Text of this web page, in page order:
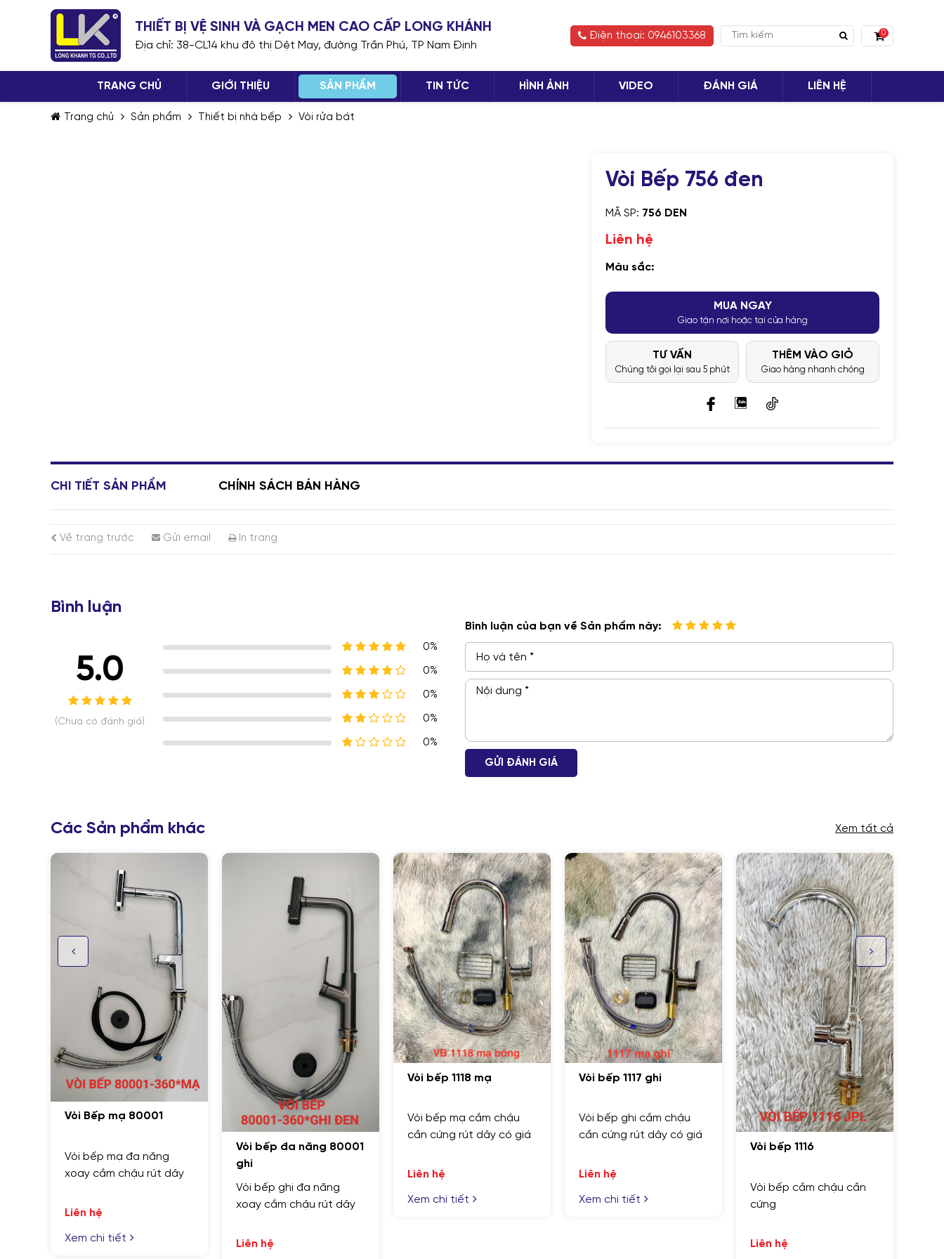
THIẾT BỊ VỆ SINH VÀ GẠCH MEN CAO CẤP LONG KHÁNH
Địa chỉ: 38-CL14 khu đô thị Dệt May, đường Trần Phú, TP Nam Định
Điện thoại: 0946103368 0
TRANG CHỦ GIỚI THIỆU SẢN PHẨM TIN TỨC HÌNH ẢNH VIDEO ĐÁNH GIÁ LIÊN HỆ
Trang chủ Sản phẩm Thiết bị nhà bếp Vòi rửa bát
Vòi Bếp 756 đen
MÃ SP: 756 DEN
Liên hệ
Màu sắc:
MUA NGAY
Giao tận nơi hoặc tại cửa hàng
TƯ VẤN
Chúng tôi gọi lại sau 5 phút
THÊM VÀO GIỎ
Giao hàng nhanh chóng
CHI TIẾT SẢN PHẨM CHÍNH SÁCH BÁN HÀNG
Về trang trước Gửi email In trang
GỬI THÔNG TIN ĐỂ CHÚNG TÔI TƯ VẤN CHO BẠN
Bình luận
5.0
(Chưa có đánh giá)
0%
0%
0%
0%
0%
Bình luận của bạn về Sản phẩm này:
GỬI ĐÁNH GIÁ
Các Sản phẩm khác Xem tất cả
ghi
Liên hệ
Vòi bếp 1118 mạ
Vòi bếp mạ cắm chậu
cần cứng rút dây có giá
Xem chi tiết
Vòi bếp 1117 ghi
Vòi bếp ghi cắm chậu
cần cứng rút dây có giá
Xem chi tiết
cứng
Vòi bếp 1115
Vòi bếp cắm chậu cần
đồng cứng rút dây